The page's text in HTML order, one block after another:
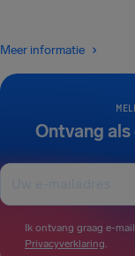
Ontvang
Ik ontvang graag e-
Privacyverklaring.
Meer informatie